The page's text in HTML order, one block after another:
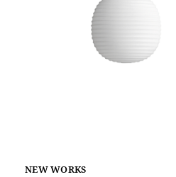
NEW WORKS